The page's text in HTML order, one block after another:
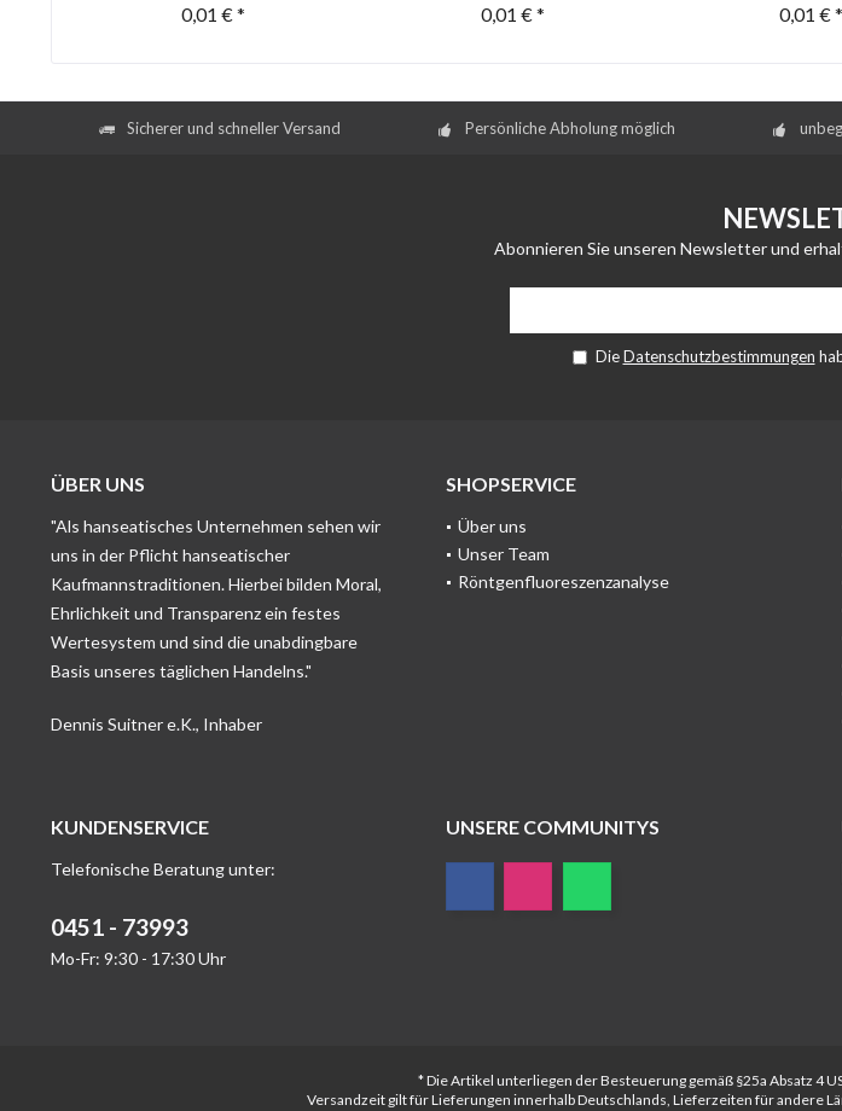
0,01 € * 0,01 € * 0,01 € *
Sicherer und schneller Versand Persönliche Abholung möglich
Abonnieren Sie unseren Newsletter und
DieDatenschutzbestimmungen
ÜBER UNS
"Als hanseatisches Unternehmen sehen wir
uns in der Pflicht hanseatischer
Kaufmannstraditionen. Hierbei bilden Moral,
Ehrlichkeit und Transparenz ein festes
Wertesystem und sind die unabdingbare
Basis unseres täglichen Handelns."
Dennis Suitner e.K., Inhaber
SHOPSERVICE
Über uns
Unser Team
Röntgenfluoreszenzanalyse
KUNDENSERVICE
Telefonische Beratung unter:
0451 - 73993
Mo-Fr: 9:30 - 17:30 Uhr
UNSERE COMMUNITYS
* Die Artikel unterliegen der Besteuerung gemäß §25a Absatz 4
Versandzeit gilt für Lieferungen innerhalb Deutschlands, Lieferzeiten für andere